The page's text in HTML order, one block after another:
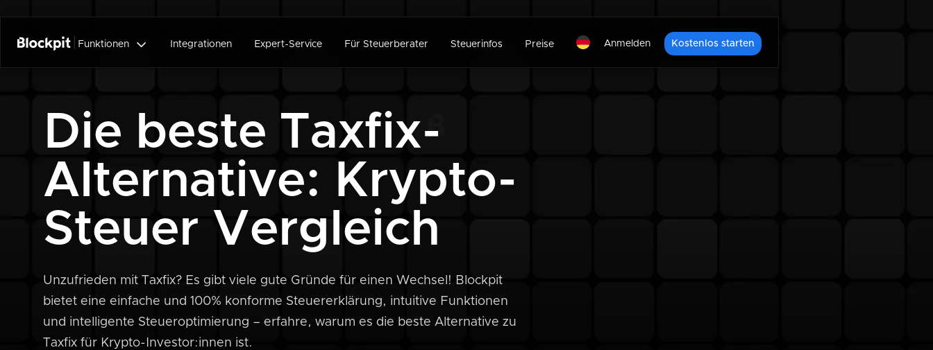
Funktionen  Integrationen Expert-Service Für Steuerberater Steuerinfos Preise Anmelden Kostenlos starten
Die beste Taxfix-
Alternative: Krypto-
Steuer Vergleich
Unzufrieden mit Taxfix? Es gibt viele gute Gründe für einen Wechsel! Blockpit
bietet eine einfache und 100% konforme Steuererklärung, intuitive Funktionen
und intelligente Steueroptimierung – erfahre, warum es die beste Alternative zu
Taxfix für Krypto-Investor:innen ist.